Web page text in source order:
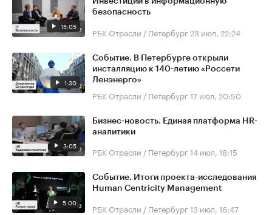
15:05
безопасность
РБК Отрасли / Петербург 23 июл, 22:24
1:30
Событие. В Петербурге открыли
инсталляцию к 140-летию «Россети
Ленэнерго»
РБК Отрасли / Петербург17 июл, 20:50
3:05
Бизнес-новость. Единая платформа HR-
аналитики
РБК Отрасли / Петербург14 июл, 18:15
5:00
Событие. Итоги проекта-исследования
Human Centricity Management
РБК Отрасли / Петербург13 июл, 16:47